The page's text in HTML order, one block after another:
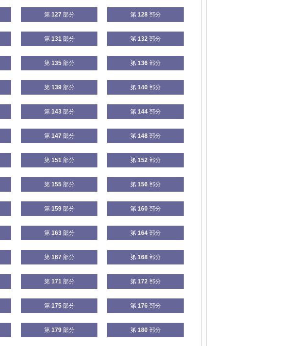
第 127 部分 第 128部分
第 131部分 第 132部分
第 135部分 第 136部分
第 139部分 第 140部分
第 143部分 第 144部分
第 147 部分 第 148部分
第 151部分 第 152部分
第 155部分 第 156部分
第 159部分 第 160部分
第 163部分 第 164部分
第 167 部分 第 168部分
第 171部分 第 172部分
第 175部分 第 176部分
第 179部分 第 180部分